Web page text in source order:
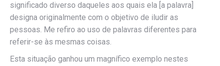
significado diverso daqueles aos quais ela [a palavra]
designa originalmente com o objetivo de iludir as
pessoas. Me refiro ao uso de palavras diferentes para
referir-se às mesmas coisas.
Esta situação ganhou um magnífico exemplo nestes